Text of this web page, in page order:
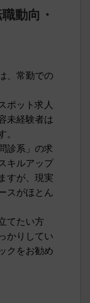
動向・
、常勤での
ポット求人
未経験者は
診系」の求
キルアップ
すが、現実
スがほとん
てたい方
かりしてい
クをお勧め